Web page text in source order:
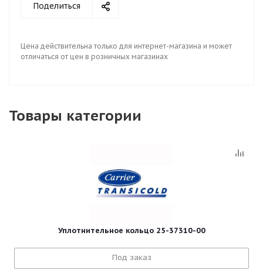
Поделиться
Цена действительна только для интернет-магазина и может
отличаться от цен в розничных магазинах
Товары категории
Уплотнительное кольцо 25-37310-00
Под заказ